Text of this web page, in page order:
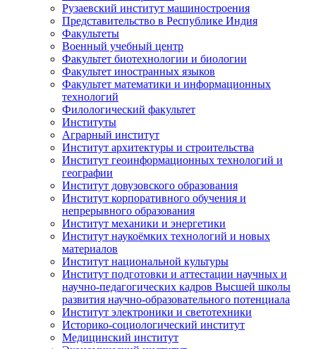
Рузаевский институт машиностроения
Представительство в Республике Индия
Факультеты
Военный учебный центр
Факультет биотехнологии и биологии
Факультет иностранных языков
Факультет математики и информационных
технологий
Филологический факультет
Институты
Аграрный институт
Институт архитектуры и строительства
Институт геоинформационных технологий и
географии
Институт довузовского образования
Институт корпоративного обучения и
непрерывного образования
Институт механики и энергетики
Институт наукоёмких технологий и новых
материалов
Институт национальной культуры
Институт подготовки и аттестации научных и
научно-педагогических кадров Высшей школы
развития научно-образовательного потенциала
Институт электроники и светотехники
Историко-социологический институт
Медицинский институт